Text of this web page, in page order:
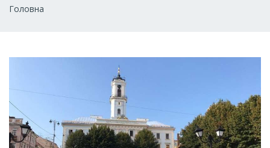
Рядок
Головна